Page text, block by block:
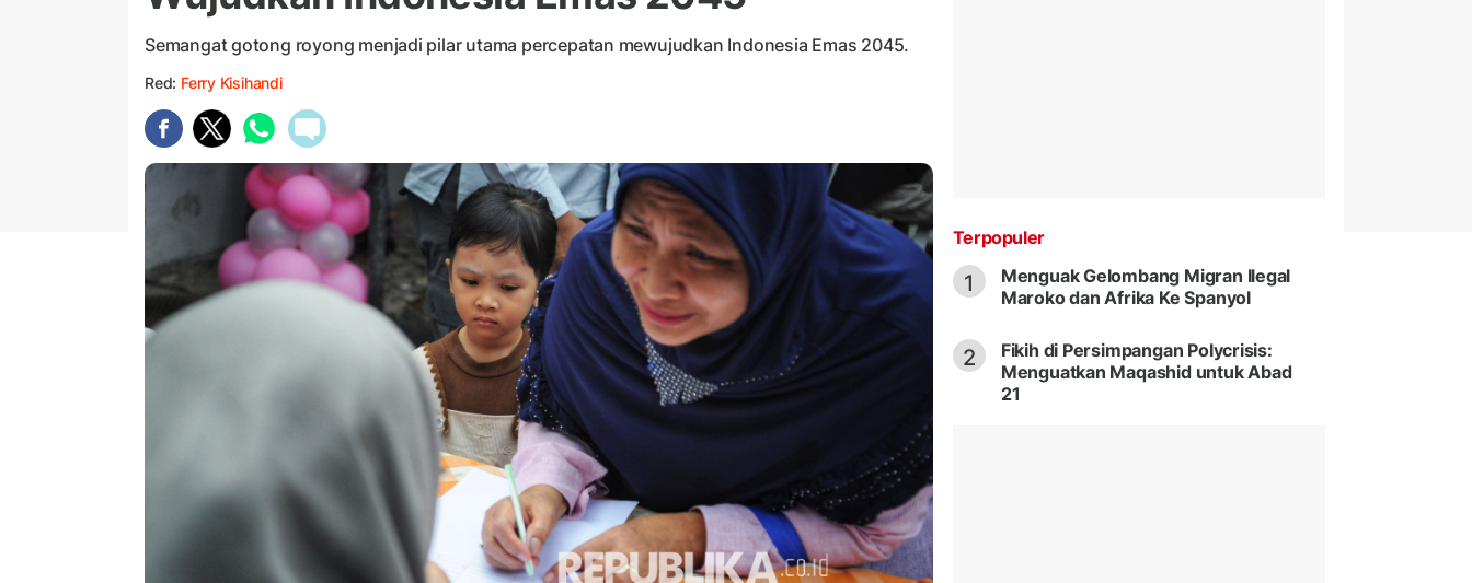
Semangat gotong royong menjadi pilar utama percepatan mewujudkan Indonesia Emas 2045.
Red: Ferry Kisihandi
Terpopuler
1
Menguak Gelombang Migran Ilegal
Maroko dan Afrika Ke Spanyol
2
Fikih di Persimpangan Polycrisis:
Menguatkan Maqashid untuk Abad
21